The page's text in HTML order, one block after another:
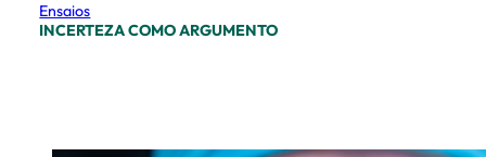
Ensaios
INCERTEZA COMO ARGUMENTO